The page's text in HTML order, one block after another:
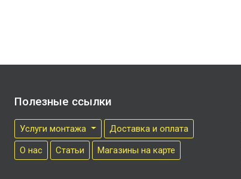
Полезные ссылки
Услуги монтажа
Доставка и оплата
О нас
Cтатьи Магазины на карте